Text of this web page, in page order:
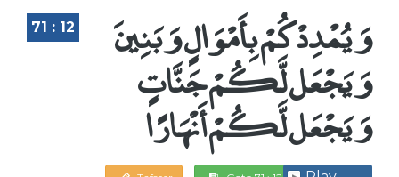
71 : 12 وَيُمْدِدْكُمْ بِأَمْوَالٍ وَبَنِينَ
وَيَجْعَل لَّكُمْ جَنَّاتٍ
وَيَجْعَل لَّكُمْ أَنْهَارًا